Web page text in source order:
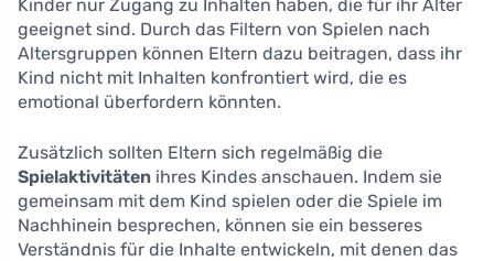
Kinder nur Zugang zu Inhalten haben, die für ihr Alter
geeignet sind. Durch das Filtern von Spielen nach
Altersgruppen können Eltern dazu beitragen, dass ihr
Kind nicht mit Inhalten konfrontiert wird, die es
emotional überfordern könnten.
Zusätzlich sollten Eltern sich regelmäßig die
Spielaktivitäten ihres Kindes anschauen. Indem sie
gemeinsam mit dem Kind spielen oder die Spiele im
Nachhinein besprechen, können sie ein besseres
Verständnis für die Inhalte entwickeln, mit denen das